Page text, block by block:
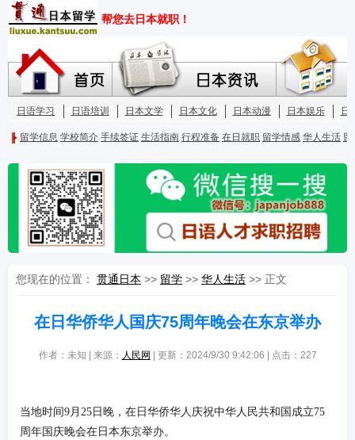
您现在的位置： 贯通日本 >> 留学 >> 华人生活 >> 正文
在日华侨华人国庆75周年晚会在东京举办
作者：未知 | 来源： 人民网 | 更新：2024/9/30 9:42:06 | 点击： 227
当地时间9月25日晚，在日华侨华人庆祝中华人民共和国成立75
周年国庆晚会在日本东京举办。